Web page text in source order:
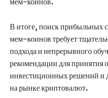
В итоге, поиск прибыльных
мем-коинов требует
подхода и непрерывного
рекомендации для принятия
инвестиционных решений и
на рынке криптовалют.